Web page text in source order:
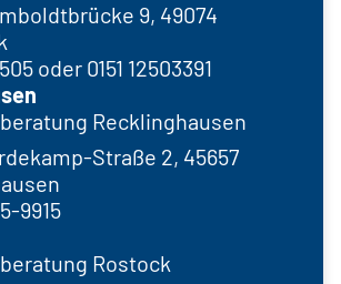
9, 49074
oder 0151 12503391
Recklinghausen
Straße 2, 45657
9915
Rostock